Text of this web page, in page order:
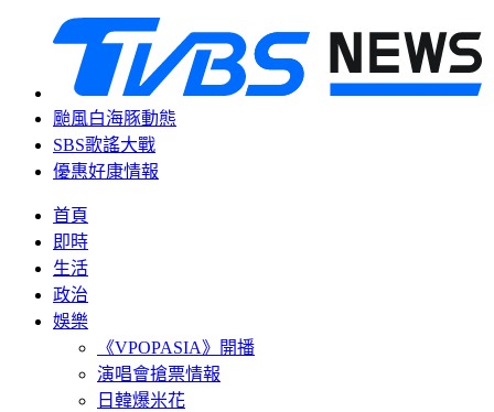
颱風白海豚動態
SBS歌謠大戰
優惠好康情報
首頁
即時
生活
政治
娛樂
《VPOPASIA》開播
演唱會搶票情報
日韓爆米花